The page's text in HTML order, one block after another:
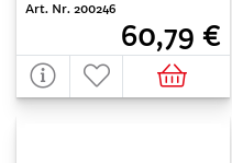
Art. Nr. 200246
60,79 €